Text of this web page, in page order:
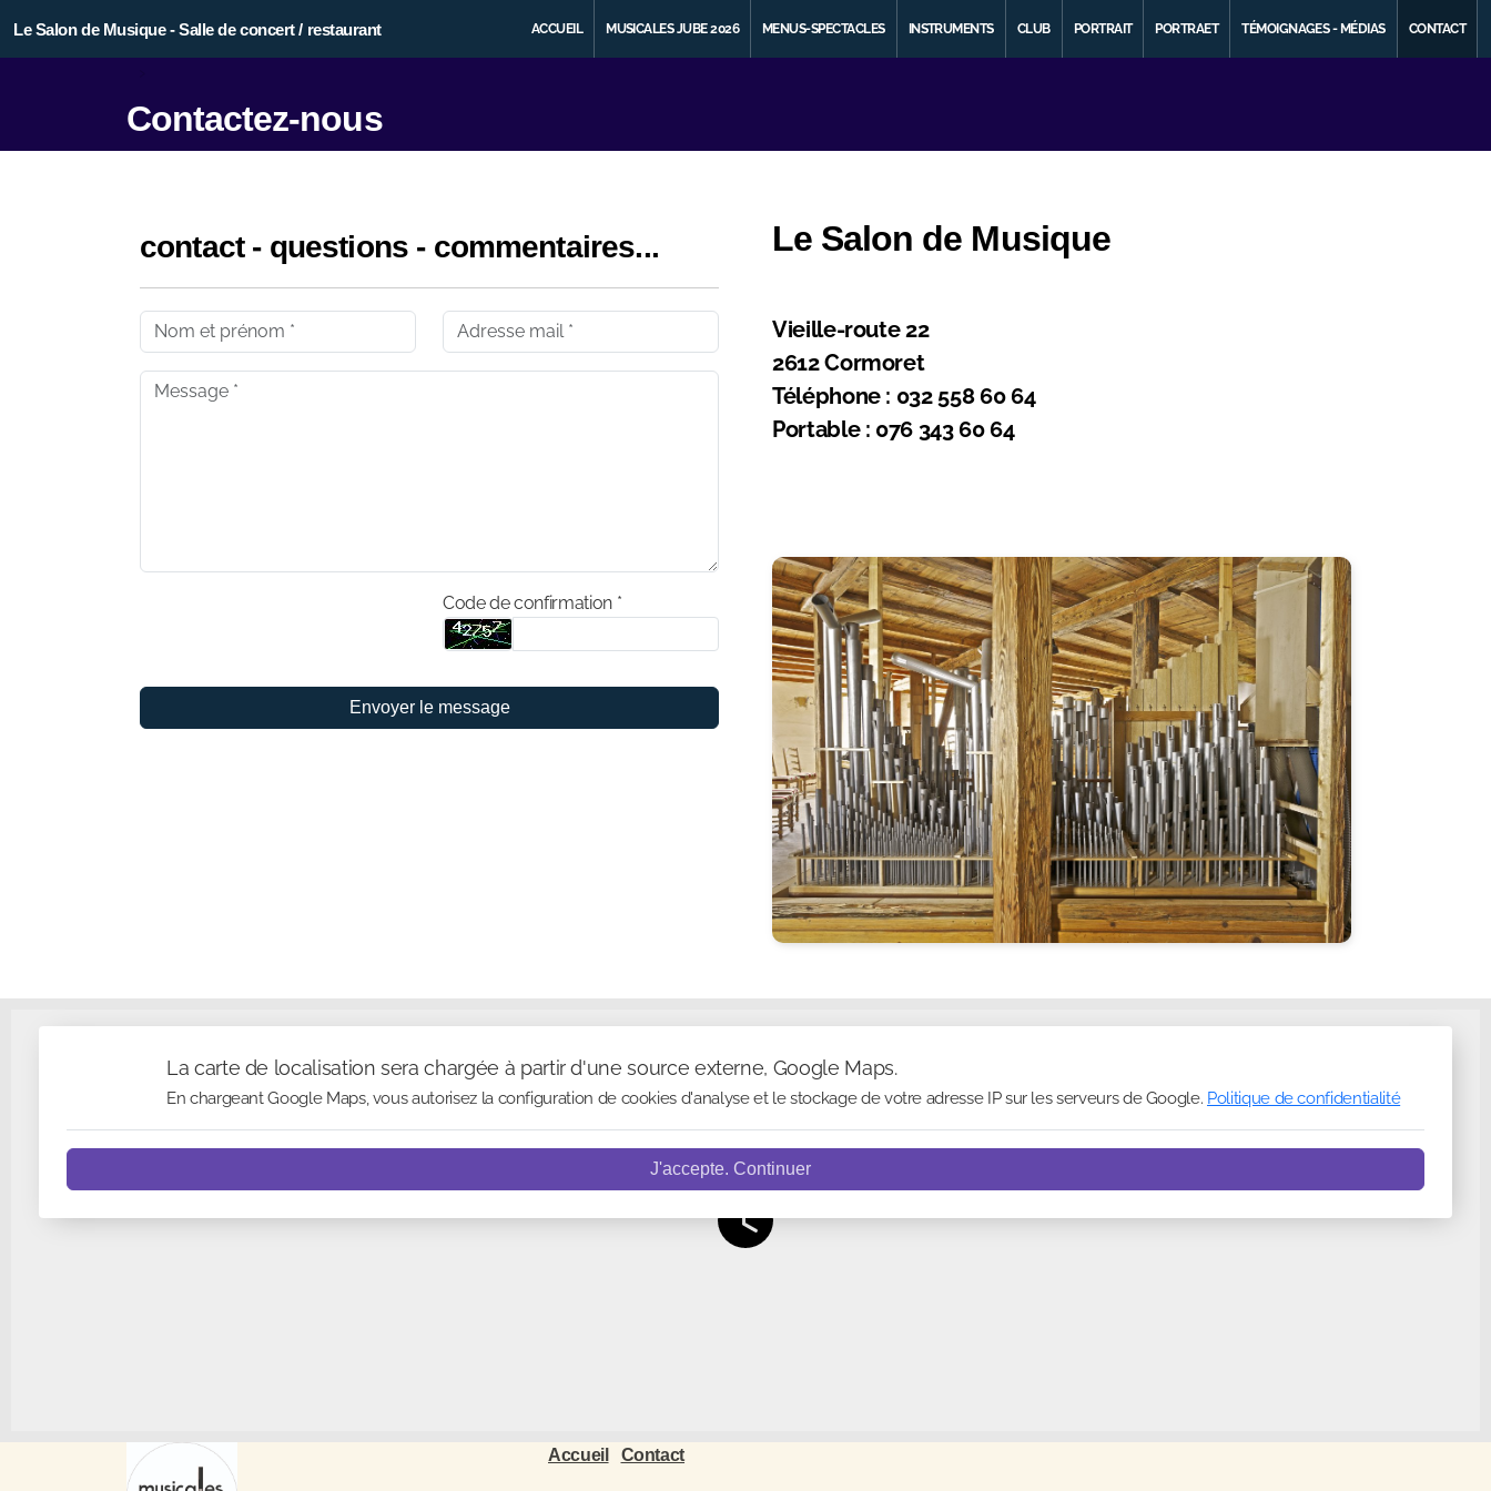
Le Salon de Musique - Salle de concert / restaurant ACCUEIL MUSICALES JUBE 2026 MENUS-SPECTACLES INSTRUMENTS CLUB PORTRAIT PORTRAET TÉMOIGNAGES - MÉDIAS CONTACT
Contactez-nous
contact - questions - commentaires...
Code de confirmation *
Envoyer le message
Le Salon de Musique
Vieille-route 22
2612 Cormoret
Téléphone : 032 558 60 64
Portable : 076 343 60 64
La carte de localisation sera chargée à partir d'une source externe, Google Maps.
En chargeant Google Maps, vous autorisez la configuration de cookies d'analyse et le stockage de votre adresse IP sur les serveurs de Google. Politique de confidentialité
J'accepte. Continuer
Accueil Contact